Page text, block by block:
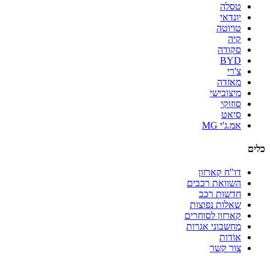
טסלה
יונדאי
טויוטה
קיה
סקודה
BYD
צ'רי
מאזדה
מיצובישי
סוזוקי
סיאט
אמ.ג'י MG
כלים
דו"ח קארזון
השוואת רכבים
חדשות רכב
שאלות נפוצות
קארזון לסוחרים
מחשבוני אגרות
אודות
צור קשר